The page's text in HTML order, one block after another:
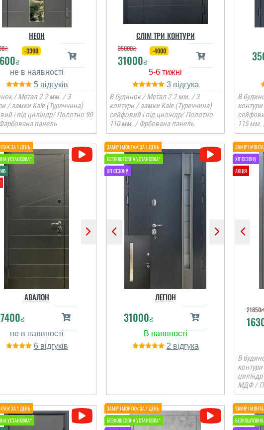
НЕОН
₴
₴
-3300
5
/ Метал 2.2 мм. / 3
/ замки Kale (Туреччина)
і під циліндр/ Полотно 90
панель
СЛІМ ТРИ КОНТУРИ
35000₴
31000₴
-4000
3
В будинок / Метал 2.2 мм. / 3
контури / замки Kale (Туреччина)
сейфовий і під циліндр/ Полотно
110 мм. / Фрбована панель
В
115 мм.
АВАЛОН
₴
6
ЛЕГІОН
31000₴
2
21650
В
МДФ /